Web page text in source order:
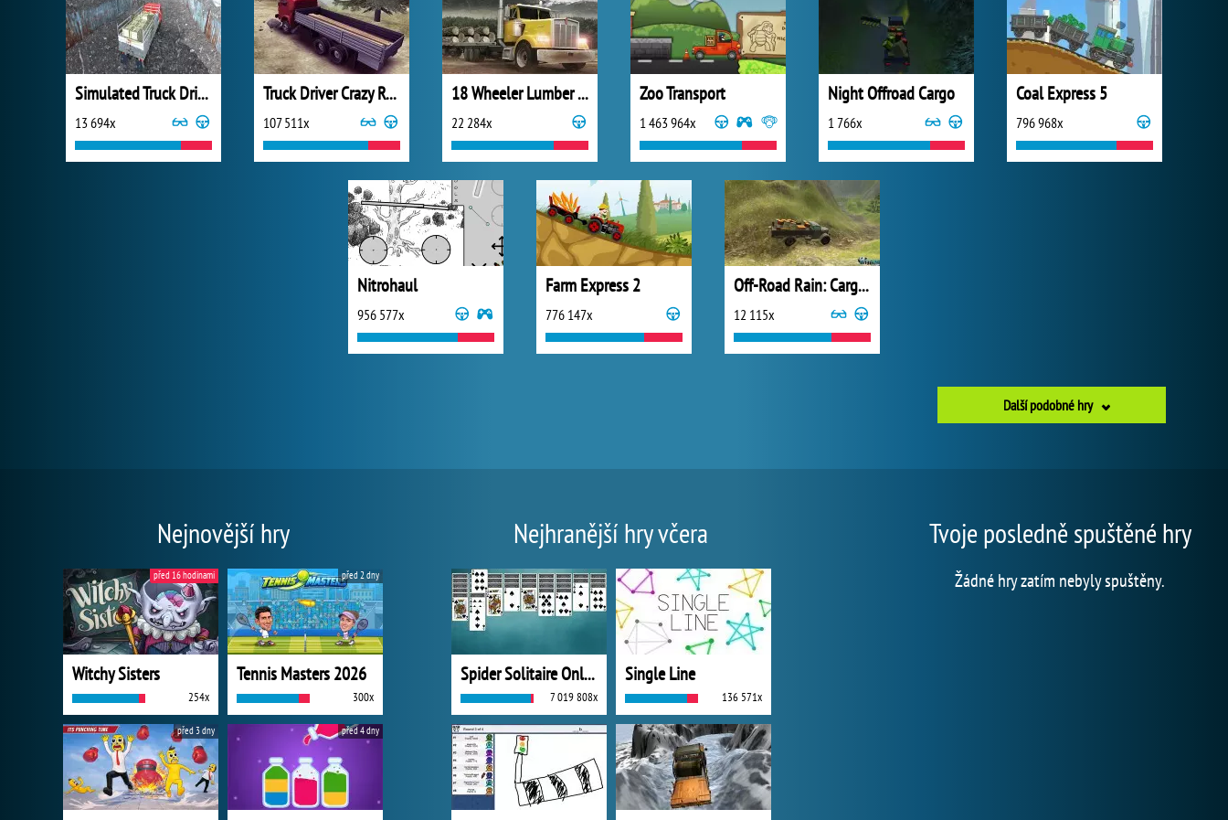
Simulated Truck Driving
13 694x
Truck Driver Crazy Road
107 511x
18 Wheeler Lumber Cargo
22 284x
Zoo Transport
1 463 964x
Night Offroad Cargo
1 766x
Coal Express 5
796 968x
Nitrohaul
956 577x
Farm Express 2
776 147x
Off-Road Rain: Cargo Simulator
12 115x
Další podobné hry
Nejnovější hry
Witchy Sisters
254x
před 16 hodinami
Tennis Masters 2026
300x
před 2 dny
před 3 dny před 4 dny
Nejhranější hry včera
Spider Solitaire Online
7 019 808x
Single Line
136 571x
Tvoje posledně spuštěné hry
Žádné hry zatím nebyly spuštěny.